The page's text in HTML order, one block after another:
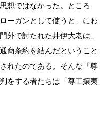
想ではなかった。ところ
ーガンとして使うと、にわ
外で討たれた井伊大老は、
商条約を結んだということ
れたのである。そんな「尊
をする者たちは「尊王攘夷